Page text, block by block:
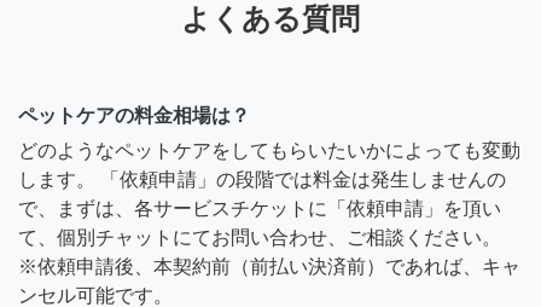
よくある質問
ペットケアの料金相場は？
どのようなペットケアをしてもらいたいかによっても変動
します。 「依頼申請」の段階では料金は発生しませんの
で、まずは、各サービスチケットに「依頼申請」を頂い
て、個別チャットにてお問い合わせ、ご相談ください。
※依頼申請後、本契約前（前払い決済前）であれば、キャ
ンセル可能です。